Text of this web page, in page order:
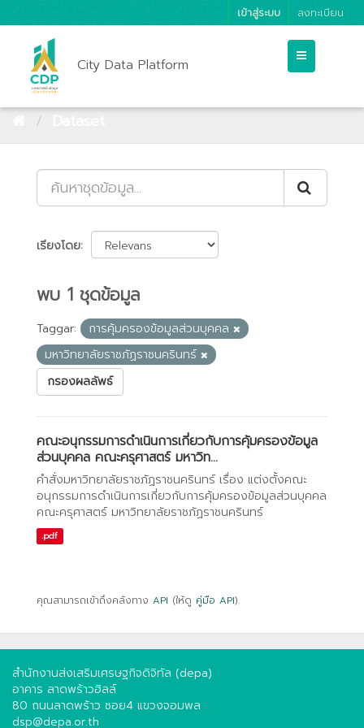
เข้าสู่ระบบ ลงทะเบียน
City Data Platform
เรียงโดย
พบ 1 ชุดข้อมูล
Taggar:
การคุ้มครองข้อมูลส่วนบุคคล
มหาวิทยาลัยราชภัฏราชนครินทร์
กรองผลลัพธ์
คณะอนุกรรมการดำเนินการเกี่ยวกับการคุ้มครองข้อมูล
ส่วนบุคคล คณะครุศาสตร์ มหาวิท...
คำสั่งมหาวิทยาลัยราชภัฏราชนครินทร์ เรื่อง แต่งตั้งคณะ
อนุกรรมการดำเนินการเกี่ยวกับการคุ้มครองข้อมูลส่วนบุคคล
คณะครุศาสตร์ มหาวิทยาลัยราชภัฏราชนครินทร์
.pdf
คุณสามารถเข้าถึงคลังทาง API (ให้ดู คู่มือ API).
สำนักงานส่งเสริมเศรษฐกิจดิจิทัล (depa)
อาคาร ลาดพร้าวฮิลล์
80 ถนนลาดพร้าว ซอย4 แขวงจอมพล
dsp@depa.or.th